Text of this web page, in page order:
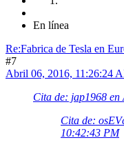
En línea
Re:Fabrica de Tesla en
#7
Abril 06, 2016, 11:26:24
Cita de: jap1968
Cita de:
10:42:43 PM